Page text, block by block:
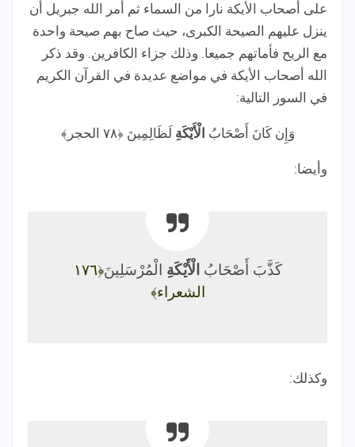
على أصحاب الأيكة نارا من السماء ثم أمر الله جبريل أن
ينزل عليهم الصيحة الكبرى، حيث صاح بهم صيحة واحدة
مع الريح فأماتهم جميعا. وذلك جزاء الكافرين. وقد ذكر
الله أصحاب الأيكة في مواضع عديدة في القرآن الكريم
في السور التالية:
وَإِن كَانَ أَصْحَابُ الْأَيْكَةِ لَظَالِمِينَ ﴿٧٨ الحجر﴾
وأيضا:
كَذَّبَ أَصْحَابُ الْأَيْكَةِ الْمُرْسَلِينَ ﴿١٧٦
الشعراء﴾
وكذلك: